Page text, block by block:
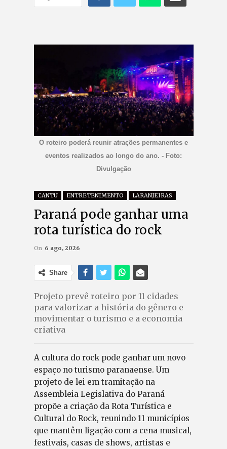
O roteiro poderá reunir atrações permanentes e
eventos realizados ao longo do ano. - Foto:
Divulgação
CANTU ENTRETENIMENTO LARANJEIRAS
Paraná pode ganhar uma
rota turística do rock
On 6 ago, 2026
Share
Projeto prevê roteiro por 11 cidades
para valorizar a história do gênero e
movimentar o turismo e a economia
criativa
A cultura do rock pode ganhar um novo
espaço no turismo paranaense. Um
projeto de lei em tramitação na
Assembleia Legislativa do Paraná
propõe a criação da Rota Turística e
Cultural do Rock, reunindo 11 municípios
que mantêm ligação com a cena musical,
festivais, casas de shows, artistas e